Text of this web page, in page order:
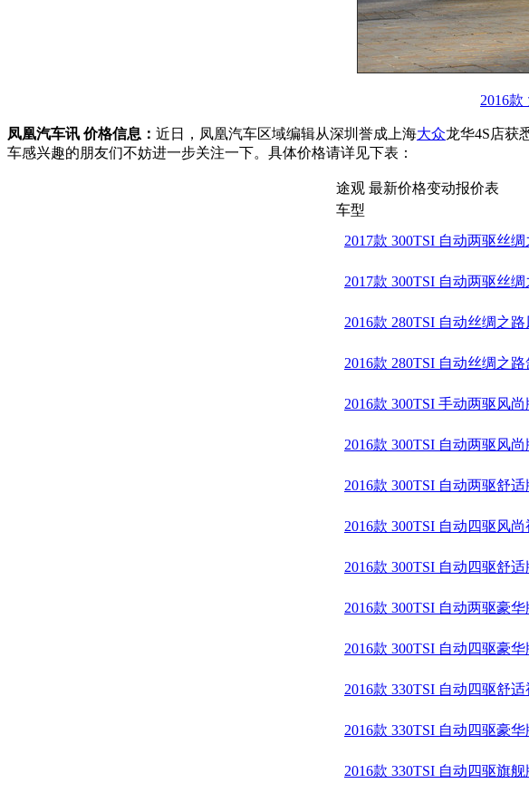
2016
凤凰汽车讯 价格信息： 近日，凤凰汽车区域编辑从深圳誉成上海大众龙华4S店获
车感兴趣的朋友们不妨进一步关注一下。具体价格请详见下表：
途观 最新价格变动报价表
车型
2017款 300TSI 自动两驱丝
2017款 300TSI 自动两驱丝
2016款 280TSI 自动丝绸之路
2016款 280TSI 自动丝绸之路
2016款 300TSI 手动两驱风尚
2016款 300TSI 自动两驱风尚
2016款 300TSI 自动两驱舒适
2016款 300TSI 自动四驱风尚
2016款 300TSI 自动四驱舒适
2016款 300TSI 自动两驱豪华
2016款 300TSI 自动四驱豪华
2016款 330TSI 自动四驱舒适
2016款 330TSI 自动四驱豪华
2016款 330TSI 自动四驱旗舰